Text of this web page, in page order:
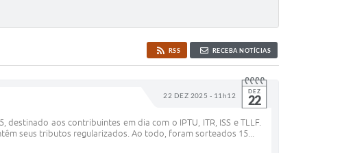
RSS RECEBA NOTÍCIAS
22 DEZ 2025 - 11h12 DEZ
22
aos contribuintes em dia com o IPTU, ITR, ISS e TLLF.
seus tributos regularizados. Ao todo, foram sorteados 15...